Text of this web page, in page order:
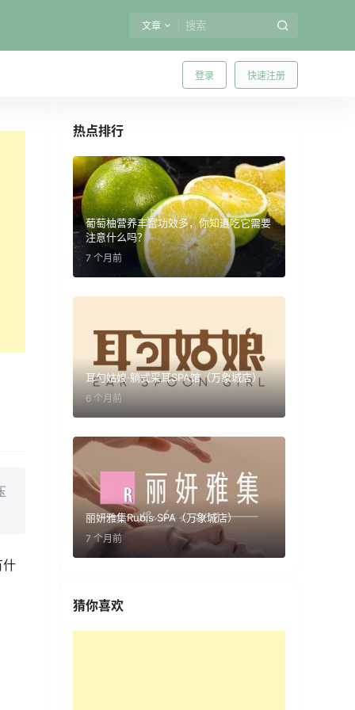
文章
登录 快速注册
什
热点排行
葡萄柚营养丰富功效多，你知道吃它需要
注意什么吗？
7 个月前
耳勺姑娘·躺式采耳SPA馆（万象城店）
6 个月前
丽妍雅集Rubis SPA（万象城店）
7 个月前
猜你喜欢